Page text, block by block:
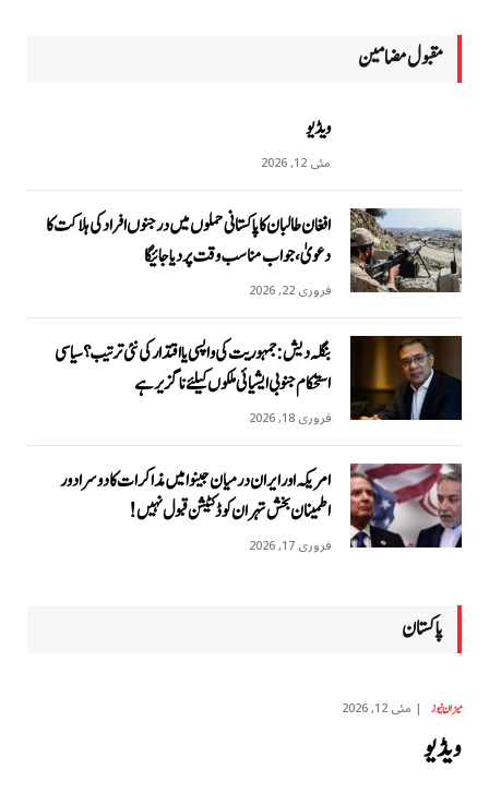
مقبول مضامين
ویڈیو
مئی 12, 2026
افغان طالبان کا پاکستانی حملوں میں درجنوں افراد کی ہلاکت کا
دعویٰ، جواب مناسب وقت پر دیا جائیگا
فروری 22, 2026
بنگلہ دیش: جمہوریت کی واپسی یا اقتدار کی نئی ترتیب؟ سیاسی
استحکام جنوبی ایشیائی ملکوں کیلئے ناگزیر ہے
فروری 18, 2026
امریکہ اور ایران درمیان جینوا میں مذاکرات کا دوسرا دور
اطمینان بخش تہران کو ڈکٹیشن قبول نہیں!
فروری 17, 2026
پاکستان
میزان نیوز مئی 12, 2026
ویڈیو